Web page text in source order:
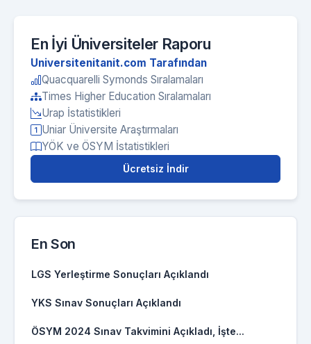
En İyi Üniversiteler Raporu
Universitenitanit.com Tarafından
Quacquarelli Symonds Sıralamaları
Times Higher Education Sıralamaları
Urap İstatistikleri
Uniar Üniversite Araştırmaları
YÖK ve ÖSYM İstatistikleri
Ücretsiz İndir
En Son
LGS Yerleştirme Sonuçları Açıklandı
YKS Sınav Sonuçları Açıklandı
ÖSYM 2024 Sınav Takvimini Açıkladı, İşte...